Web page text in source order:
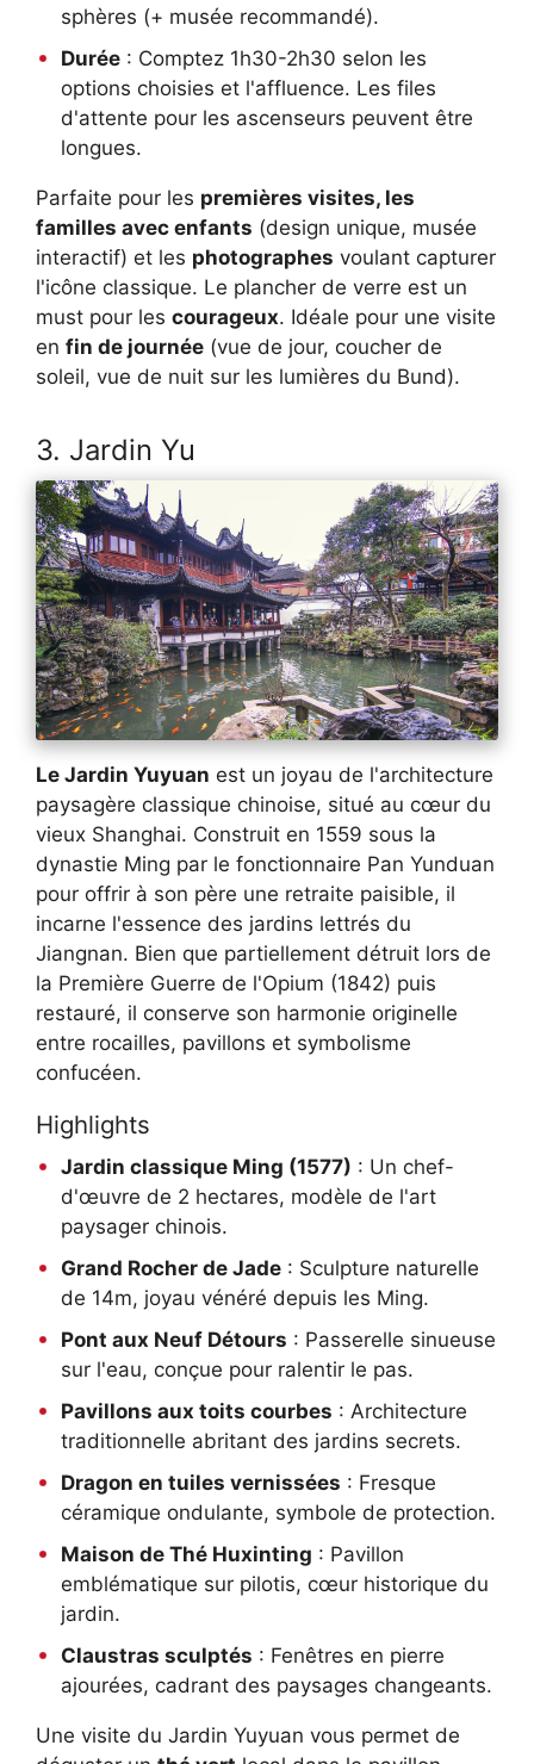
sphères (+ musée recommandé).
Durée : Comptez 1h30-2h30 selon les
options choisies et l'affluence. Les files
d'attente pour les ascenseurs peuvent être
longues.
Parfaite pour les premières visites, les
familles avec enfants (design unique, musée
interactif) et les photographes voulant capturer
l'icône classique. Le plancher de verre est un
must pour les courageux. Idéale pour une visite
en fin de journée (vue de jour, coucher de
soleil, vue de nuit sur les lumières du Bund).
3. Jardin Yu
Le Jardin Yuyuan est un joyau de l'architecture
paysagère classique chinoise, situé au cœur du
vieux Shanghai. Construit en 1559 sous la
dynastie Ming par le fonctionnaire Pan Yunduan
pour offrir à son père une retraite paisible, il
incarne l'essence des jardins lettrés du
Jiangnan. Bien que partiellement détruit lors de
la Première Guerre de l'Opium (1842) puis
restauré, il conserve son harmonie originelle
entre rocailles, pavillons et symbolisme
confucéen.
Highlights
Jardin classique Ming (1577) : Un chef-
d'œuvre de 2 hectares, modèle de l'art
paysager chinois.
Grand Rocher de Jade : Sculpture naturelle
de 14m, joyau vénéré depuis les Ming.
Pont aux Neuf Détours : Passerelle sinueuse
sur l'eau, conçue pour ralentir le pas.
Pavillons aux toits courbes : Architecture
traditionnelle abritant des jardins secrets.
Dragon en tuiles vernissées : Fresque
céramique ondulante, symbole de protection.
Maison de Thé Huxinting : Pavillon
emblématique sur pilotis, cœur historique du
jardin.
Claustras sculptés : Fenêtres en pierre
ajourées, cadrant des paysages changeants.
Une visite du Jardin Yuyuan vous permet de